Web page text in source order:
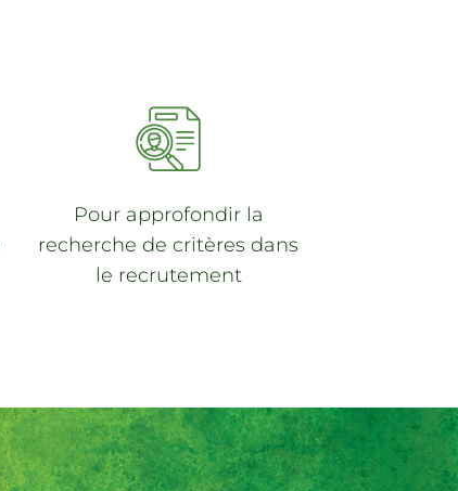
Pour approfondir la
recherche de critères dans
le recrutement